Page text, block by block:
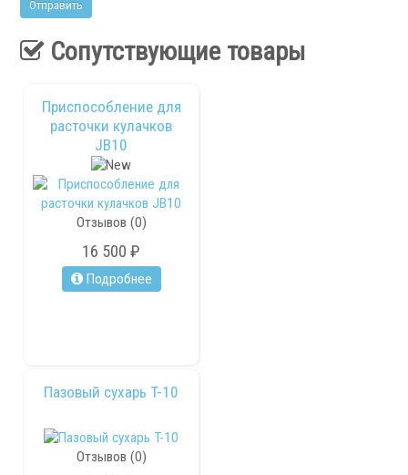
Сопутствующие товары
Приспособление для
расточки кулачков
JB10
Отзывов (0)
16 500 ₽
Подробнее
Пазовый сухарь T-10
Отзывов (0)